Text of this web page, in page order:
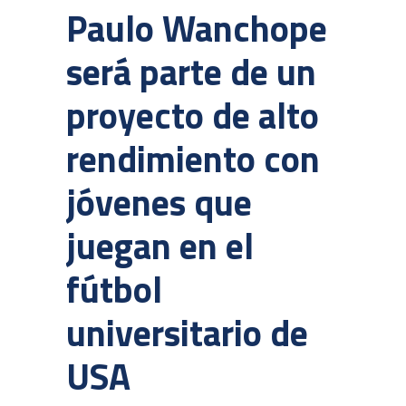
Paulo Wanchope
será parte de un
proyecto de alto
rendimiento con
jóvenes que
juegan en el
fútbol
universitario de
USA